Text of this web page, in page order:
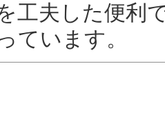
工夫した便利
ています。